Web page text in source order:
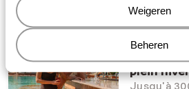
Weigeren
Beheren
Et si l'été
plein
Jusqu'à